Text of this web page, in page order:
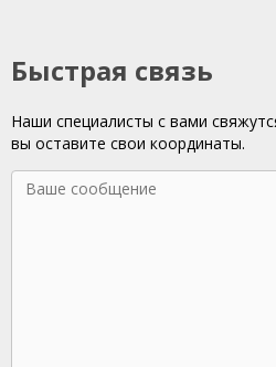
Быстрая связь
Наши специалисты с вами
вы оставите свои координаты.